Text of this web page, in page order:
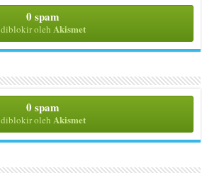
0 spam
diblokir oleh Akismet
0 spam
diblokir oleh Akismet